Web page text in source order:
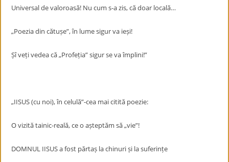
Universal de valoroasă! Nu cum s-a zis, că doar locală…
„Poezia din cătușe”, în lume sigur va ieși!
Șî veți vedea că „Profeția” sigur se va împlini!”
„IISUS (cu noi), în celulă”-cea mai citită poezie:
O vizită tainic-reală, ce o așteptăm să „vie”!
DOMNUL IISUS a fost părtaș la chinuri și la suferințe